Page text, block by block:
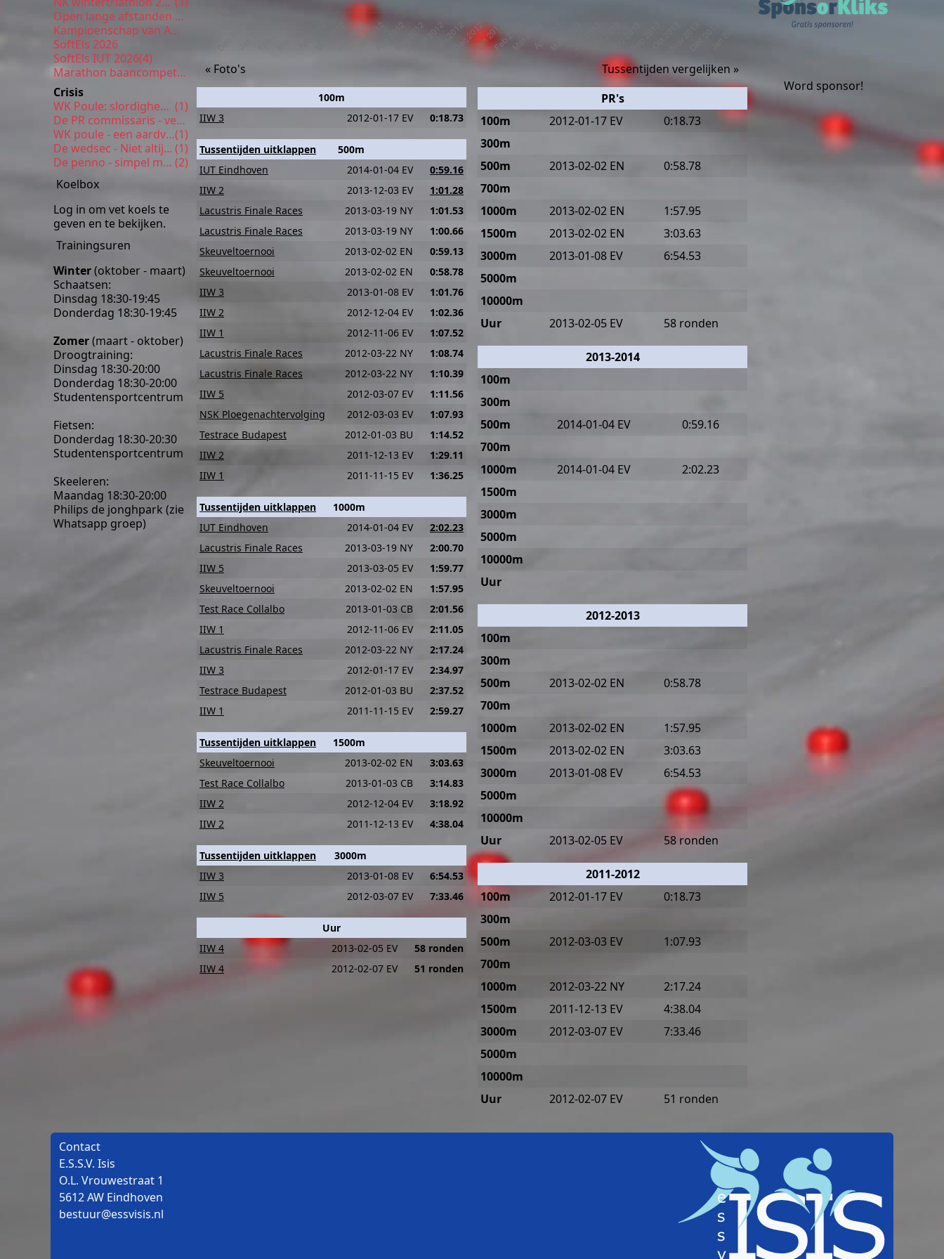
Open lange afstanden 5 km Enschede
Kampioenschap van Amsterdam
SoftEls 2026
SoftEls IUT 2026(4)
Marathon baancompetitie 9
Crisis
WK Poule: slordigheden (1)
De PR commissaris - verrassende inhoud
WK poule - een aardverschuiving(1)
De wedsec - Niet altijd even gezond(1)
De penno - simpel met veel smaak (2)
Koelbox
Log in om vet koels te
geven en te bekijken.
Trainingsuren
Winter(oktober - maart)
Schaatsen:
Dinsdag 18:30-19:45
Donderdag 18:30-19:45
Zomer(maart - oktober)
Droogtraining:
Dinsdag 18:30-20:00
Donderdag 18:30-20:00
Studentensportcentrum
Fietsen:
Donderdag 18:30-20:30
Studentensportcentrum
Skeeleren:
Maandag 18:30-20:00
Philips de jonghpark (zie
Whatsapp groep)
« Foto's Tussentijden vergelijken »
100m
IIW 3
2012-01-17 EV 0:18.73
Tussentijden uitklappen
500m
IUT Eindhoven
2014-01-04 EV 0:59.16
IIW 2
2013-12-03 EV 1:01.28
Lacustris Finale Races
2013-03-19 NY 1:01.53
Lacustris Finale Races
2013-03-19 NY 1:00.66
Skeuveltoernooi
2013-02-02 EN 0:59.13
Skeuveltoernooi
2013-02-02 EN 0:58.78
IIW 3
2013-01-08 EV 1:01.76
IIW 2
2012-12-04 EV 1:02.36
IIW 1
2012-11-06 EV 1:07.52
Lacustris Finale Races
2012-03-22 NY 1:08.74
Lacustris Finale Races
2012-03-22 NY 1:10.39
IIW 5
2012-03-07 EV 1:11.56
NSK Ploegenachtervolging
2012-03-03 EV 1:07.93
Testrace Budapest
2012-01-03 BU 1:14.52
IIW 2
2011-12-13 EV 1:29.11
IIW 1
2011-11-15 EV 1:36.25
Tussentijden uitklappen
1000m
IUT Eindhoven
2014-01-04 EV 2:02.23
Lacustris Finale Races
2013-03-19 NY 2:00.70
IIW 5
2013-03-05 EV 1:59.77
Skeuveltoernooi
2013-02-02 EN 1:57.95
Test Race Collalbo
2013-01-03 CB 2:01.56
IIW 1
2012-11-06 EV 2:11.05
Lacustris Finale Races
2012-03-22 NY 2:17.24
IIW 3
2012-01-17 EV 2:34.97
Testrace Budapest
2012-01-03 BU 2:37.52
IIW 1
2011-11-15 EV 2:59.27
Tussentijden uitklappen
1500m
Skeuveltoernooi
2013-02-02 EN 3:03.63
Test Race Collalbo
2013-01-03 CB 3:14.83
IIW 2
2012-12-04 EV 3:18.92
IIW 2
2011-12-13 EV 4:38.04
Tussentijden uitklappen
3000m
IIW 3
2013-01-08 EV 6:54.53
IIW 5
2012-03-07 EV 7:33.46
Uur
IIW 4
2013-02-05 EV 58 ronden
IIW 4
2012-02-07 EV 51 ronden
PR's
100m
2012-01-17 EV
0:18.73
300m
500m
2013-02-02 EN
0:58.78
700m
1000m
2013-02-02 EN
1:57.95
1500m
2013-02-02 EN
3:03.63
3000m
2013-01-08 EV
6:54.53
5000m
10000m
Uur
2013-02-05 EV 58 ronden
2013-2014
100m
300m
500m
2014-01-04 EV
0:59.16
700m
1000m
2014-01-04 EV
2:02.23
1500m
3000m
5000m
10000m
Uur
2012-2013
100m
300m
500m
2013-02-02 EN
0:58.78
700m
1000m
2013-02-02 EN
1:57.95
1500m
2013-02-02 EN
3:03.63
3000m
2013-01-08 EV
6:54.53
5000m
10000m
Uur
2013-02-05 EV 58 ronden
2011-2012
100m
2012-01-17 EV
0:18.73
300m
500m
2012-03-03 EV
1:07.93
700m
1000m
2012-03-22 NY
2:17.24
1500m
2011-12-13 EV
4:38.04
3000m
2012-03-07 EV
7:33.46
5000m
10000m
Uur
2012-02-07 EV 51 ronden
Word sponsor!
Contact
E.S.S.V. Isis
O.L. Vrouwestraat 1
5612 AW Eindhoven
bestuur@essvisis.nl